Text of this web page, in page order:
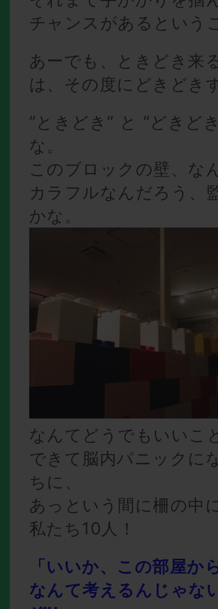
チャンスがあるという
あーでも、ときどき来
は、その度にどきどき
“ときどき” と “どきど
な。
このブロックの壁、な
カラフルなんだろう、
かな。
なんてどうでもいいこ
できて脳内パニックに
ちに、
あっという間に柵の中
私たち10人！
「いいか、この部屋か
なんて考えるんじゃな